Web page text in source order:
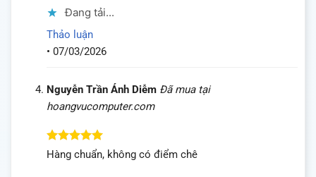
Đang tải...
Thảo luận
• 07/03/2026
Nguyễn Trần Ánh Diễm Đã mua tại
hoangvucomputer.com
Được xếp
hạng
Hàng chuẩn, không có điểm chê